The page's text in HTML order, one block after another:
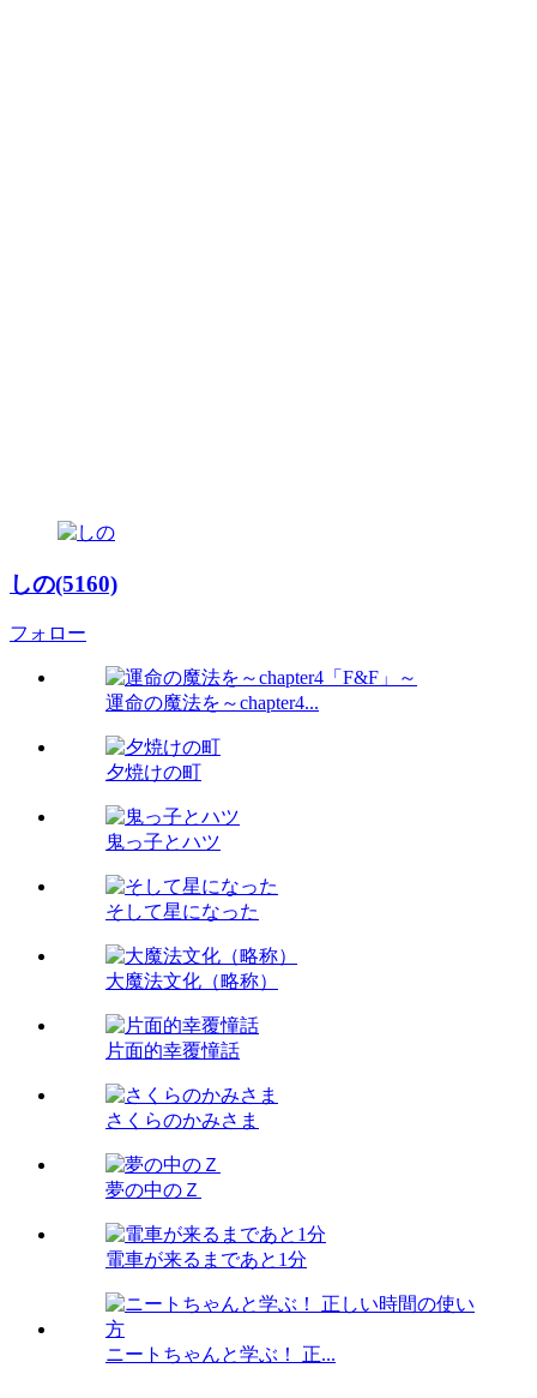
しの(5160)
フォロー
運命の魔法を～chapter4...
夕焼けの町
鬼っ子とハツ
そして星になった
大魔法文化（略称）
片面的幸覆憧話
さくらのかみさま
夢の中のＺ
電車が来るまであと1分
ニートちゃんと学ぶ！ 正...